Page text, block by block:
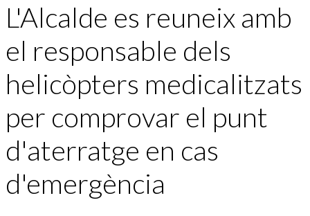
L'Alcalde es reuneix amb
el responsable dels
helicòpters medicalitzats
per comprovar el punt
d'aterratge en cas
d'emergència